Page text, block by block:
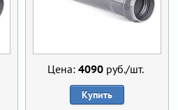
Цена: 4090руб./шт.
Купить